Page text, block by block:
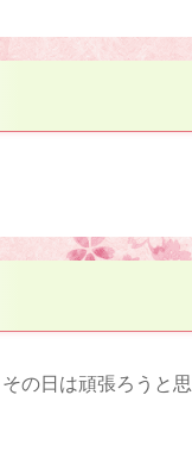
の日は頑張ろうと思